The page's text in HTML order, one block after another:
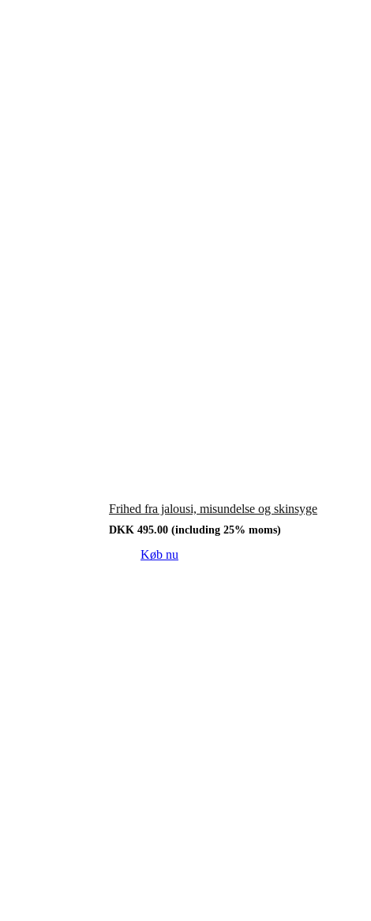
Frihed fra jalousi, misundelse og skinsyge
DKK 495.00 (including 25% moms)
Køb nu